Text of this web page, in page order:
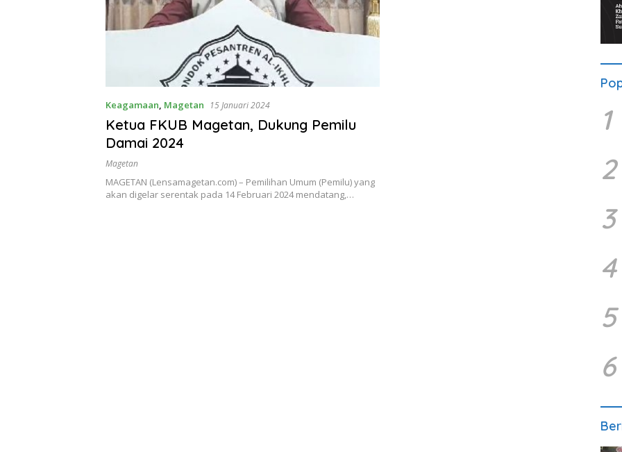
Keagamaan, Magetan 15 Januari 2024
Ketua FKUB Magetan, Dukung Pemilu
Damai 2024
Magetan
MAGETAN (Lensamagetan.com) – Pemilihan Umum (Pemilu) yang
akan digelar serentak pada 14 Februari 2024 mendatang,…
1
2
3
4
5
6